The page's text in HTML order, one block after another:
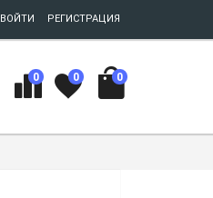
ВОЙТИ РЕГИСТРАЦИЯ
0 0 0